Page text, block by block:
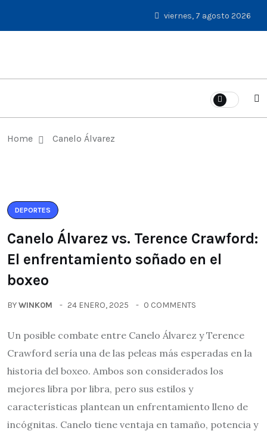
viernes, 7 agosto 2026
Home Canelo Álvarez
DEPORTES
Canelo Álvarez vs. Terence Crawford:
El enfrentamiento soñado en el
boxeo
BYWINK0M 24 ENERO, 2025 0 COMMENTS
Un posible combate entre Canelo Álvarez y Terence
Crawford sería una de las peleas más esperadas en la
historia del boxeo. Ambos son considerados los
mejores libra por libra, pero sus estilos y
características plantean un enfrentamiento lleno de
incógnitas. Canelo tiene ventaja en tamaño, potencia y